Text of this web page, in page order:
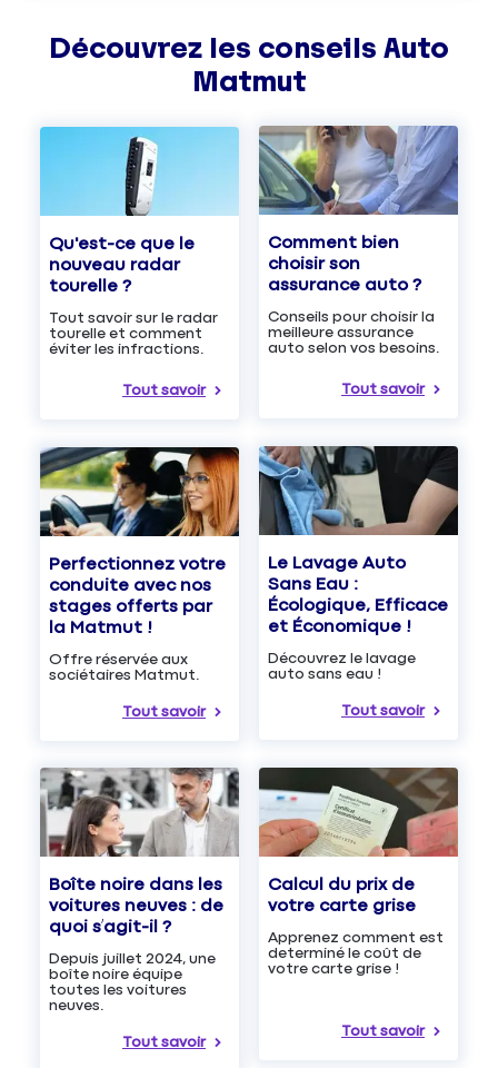
Découvrez les conseils Auto
Matmut
Qu'est-ce que le
nouveau radar
tourelle ?
Tout savoir sur le radar
tourelle et comment
éviter les infractions.
Tout savoir
Comment bien
choisir son
assurance auto ?
Conseils pour choisir la
meilleure assurance
auto selon vos besoins.
Tout savoir
Perfectionnez votre
conduite avec nos
stages offerts par
la Matmut !
Offre réservée aux
sociétaires Matmut.
Tout savoir
Le Lavage Auto
Sans Eau :
Écologique, Efficace
et Économique !
Découvrez le lavage
auto sans eau !
Tout savoir
Boîte noire dans les
voitures neuves : de
quoi s’agit-il ?
Depuis juillet 2024, une
boîte noire équipe
toutes les voitures
neuves.
Tout savoir
Calcul du prix de
votre carte grise
Apprenez comment est
determiné le coût de
votre carte grise !
Tout savoir